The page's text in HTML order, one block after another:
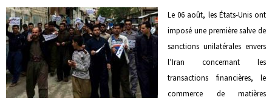
Le 06 août, les États-Unis ont
imposé une première salve de
sanctions unilatérales envers
l’Iran concernant les
transactions financières, le
commerce de matières